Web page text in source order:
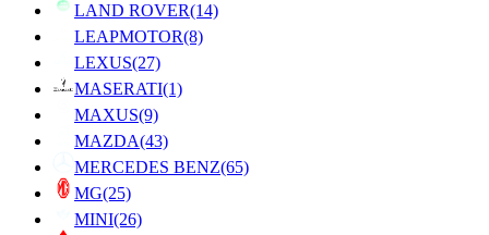
LAND ROVER(14)
LEAPMOTOR(8)
LEXUS(27)
MASERATI(1)
MAXUS(9)
MAZDA(43)
MERCEDES BENZ(65)
MG(25)
MINI(26)